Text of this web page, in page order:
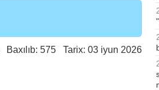
Baxılıb: 575 Tarix: 03 iyun 2026